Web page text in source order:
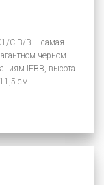
C-B/B – самая
черном
IFBB, высота
см.